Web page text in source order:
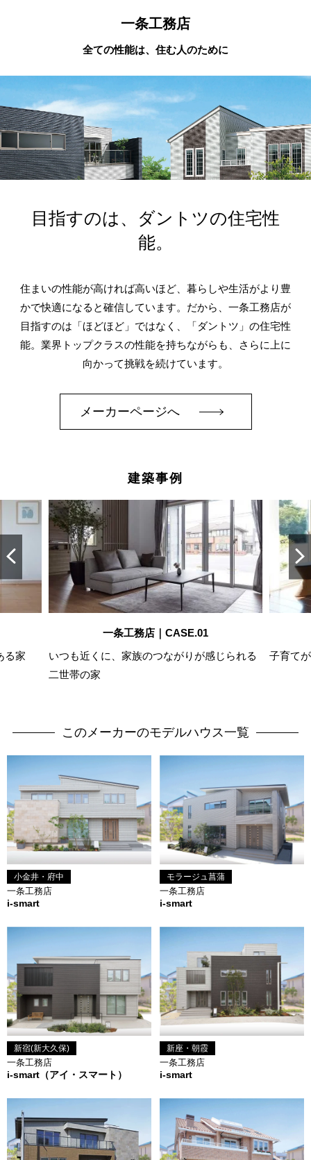
一条工務店
全ての性能は、住む人のために
目指すのは、ダントツの住宅性
能。
住まいの性能が高ければ高いほど、暮らしや生活がより豊
かで快適になると確信しています。だから、一条工務店が
目指すのは「ほどほど」ではなく、「ダントツ」の住宅性
能。業界トップクラスの性能を持ちながらも、さらに上に
向かって挑戦を続けています。
メーカーページへ
建築事例
る家
一条工務店｜CASE.01
いつも近くに、家族のつながりが感じられる
二世帯の家
子育て
このメーカーのモデルハウス一覧
小金井・府中
一条工務店
i-smart
モラージュ菖蒲
一条工務店
i-smart
新宿(新大久保)
一条工務店
i-smart（アイ・スマート）
新座・朝霞
一条工務店
i-smart